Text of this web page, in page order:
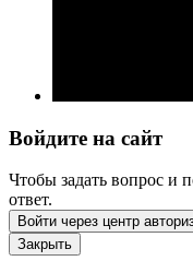
Войдите на сайт
Чтобы задать вопрос и
ответ.
Войти через центр
Закрыть